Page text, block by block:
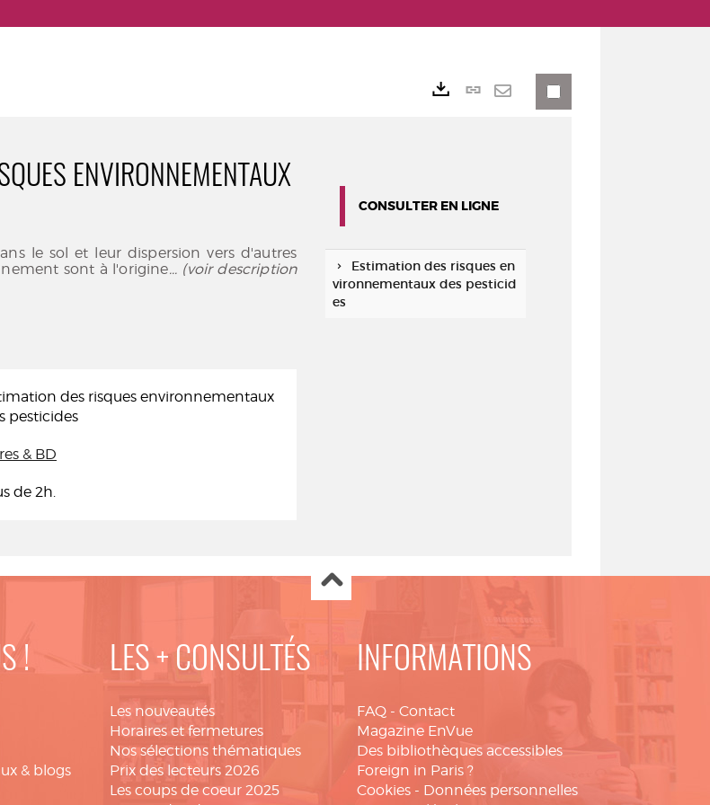
ENVIRONNEMENTAUX
le sol et leur dispersion vers d'autres
sont à l'origine... (voir description
des risques environnementaux
pesticides
& BD
de 2h.
Lien
CONSULTER EN LIGNE
Estimation des risques en
vironnementaux des pesticid
es
!
& blogs
LES + CONSULTÉS
Les nouveautés
Horaires et fermetures
Nos sélections thématiques
Prix des lecteurs 2026
Les coups de coeur 2025
INFORMATIONS
FAQ - Contact
Magazine EnVue
Des bibliothèques accessibles
Foreign in Paris ?
Cookies - Données personnelles